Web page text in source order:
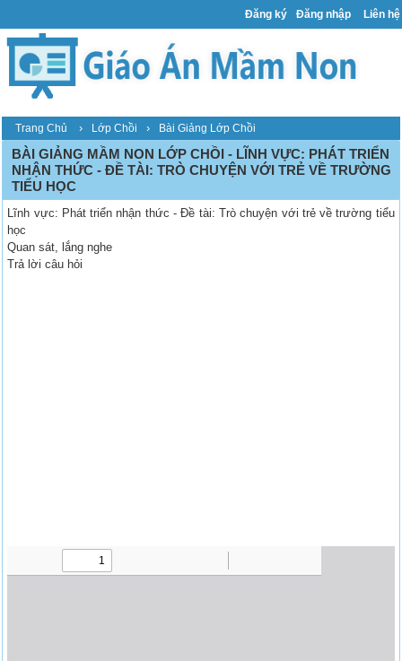
Đăng ký Đăng nhập Liên hệ
Trang Chủ › Lớp Chồi › Bài Giảng Lớp Chồi
BÀI GIẢNG MẦM NON LỚP CHỒI - LĨNH VỰC: PHÁT TRIỂN
NHẬN THỨC - ĐỀ TÀI: TRÒ CHUYỆN VỚI TRẺ VỀ TRƯỜNG
TIỂU HỌC
Lĩnh vực: Phát triển nhận thức - Đề tài: Trò chuyện với trẻ về trường tiểu
học
Quan sát, lắng nghe
Trả lời câu hỏi